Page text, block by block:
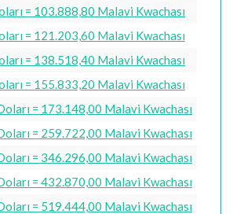
= 103.888,80 Malavi Kwachası
= 121.203,60 Malavi Kwachası
= 138.518,40 Malavi Kwachası
= 155.833,20 Malavi Kwachası
= 173.148,00 Malavi Kwachası
= 259.722,00 Malavi Kwachası
= 346.296,00 Malavi Kwachası
= 432.870,00 Malavi Kwachası
= 519.444,00 Malavi Kwachası